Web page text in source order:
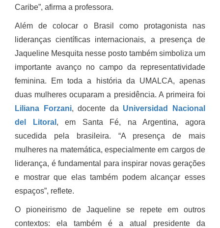
Caribe”, afirma a professora.
Além de colocar o Brasil como protagonista nas
lideranças científicas internacionais, a presença de
Jaqueline Mesquita nesse posto também simboliza um
importante avanço no campo da representatividade
feminina. Em toda a história da UMALCA, apenas
duas mulheres ocuparam a presidência. A primeira foi
Liliana Forzani, docente da Universidad Nacional
del Litoral , em Santa Fé, na Argentina, agora
sucedida pela brasileira. “A presença de mais
mulheres na matemática, especialmente em cargos de
liderança, é fundamental para inspirar novas gerações
e mostrar que elas também podem alcançar esses
espaços”, reflete.
O pioneirismo de Jaqueline se repete em outros
contextos: ela também é a atual presidente da